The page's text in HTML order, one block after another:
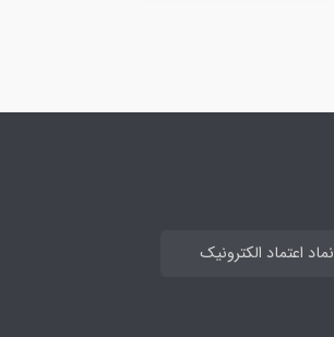
نماد اعتماد الکترونیک